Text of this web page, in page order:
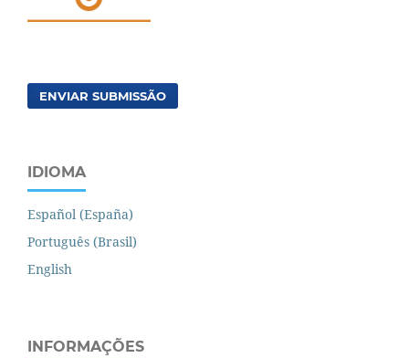
ENVIAR SUBMISSÃO
IDIOMA
Español (España)
Português (Brasil)
English
INFORMAÇÕES